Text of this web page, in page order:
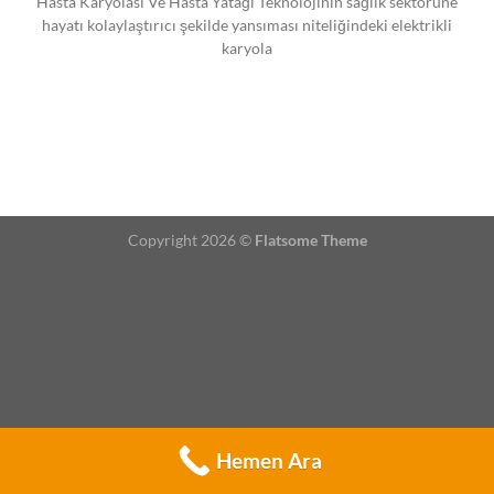
hayatı kolaylaştırıcı şekilde yansıması niteliğindeki elektrikli
karyola
Copyright 2026 © Flatsome Theme
Hemen Ara